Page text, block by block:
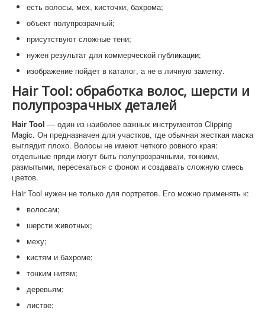
есть волосы, мех, кисточки, бахрома;
объект полупрозрачный;
присутствуют сложные тени;
нужен результат для коммерческой публикации;
изображение пойдет в каталог, а не в личную заметку.
Hair Tool: обработка волос, шерсти и
полупрозрачных деталей
Hair Tool — один из наиболее важных инструментов Clipping
Magic. Он предназначен для участков, где обычная жесткая маска
выглядит плохо. Волосы не имеют четкого ровного края:
отдельные пряди могут быть полупрозрачными, тонкими,
размытыми, пересекаться с фоном и создавать сложную смесь
цветов.
Hair Tool нужен не только для портретов. Его можно применять к:
волосам;
шерсти животных;
меху;
кистям и бахроме;
тонким нитям;
деревьям;
листве;